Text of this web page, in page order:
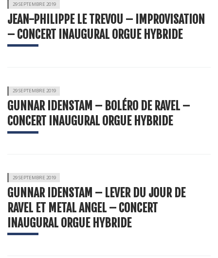
29 SEPTEMBRE 2019
JEAN-PHILIPPE LE TREVOU – IMPROVISATION
– CONCERT INAUGURAL ORGUE HYBRIDE
29 SEPTEMBRE 2019
GUNNAR IDENSTAM – BOLÉRO DE RAVEL –
CONCERT INAUGURAL ORGUE HYBRIDE
29 SEPTEMBRE 2019
GUNNAR IDENSTAM – LEVER DU JOUR DE
RAVEL ET METAL ANGEL – CONCERT
INAUGURAL ORGUE HYBRIDE